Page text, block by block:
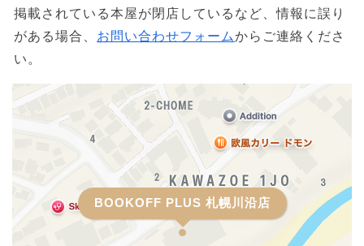
掲載されている本屋が閉店しているなど、情報に誤り
がある場合、 お問い合わせフォームからご連絡くださ
い。
BOOKOFF PLUS 札幌川沿店